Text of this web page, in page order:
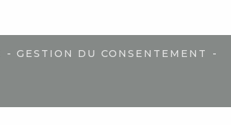
- GESTION DU CONSENTEMENT -